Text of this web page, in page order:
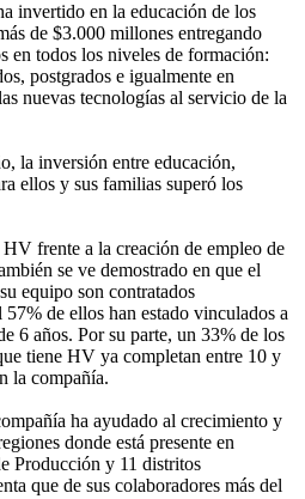
invertido en la educación de los
de $3.000 millones entregando
en todos los niveles de formación:
postgrados e igualmente en
nuevas tecnologías al servicio de la
la inversión entre educación,
ellos y sus familias superó los
frente a la creación de empleo de
se ve demostrado en que el
equipo son contratados
de ellos han estado vinculados a
6 años. Por su parte, un 33% de los
tiene HV ya completan entre 10 y
la compañía.
ha ayudado al crecimiento y
donde está presente en
Producción y 11 distritos
que de sus colaboradores más del